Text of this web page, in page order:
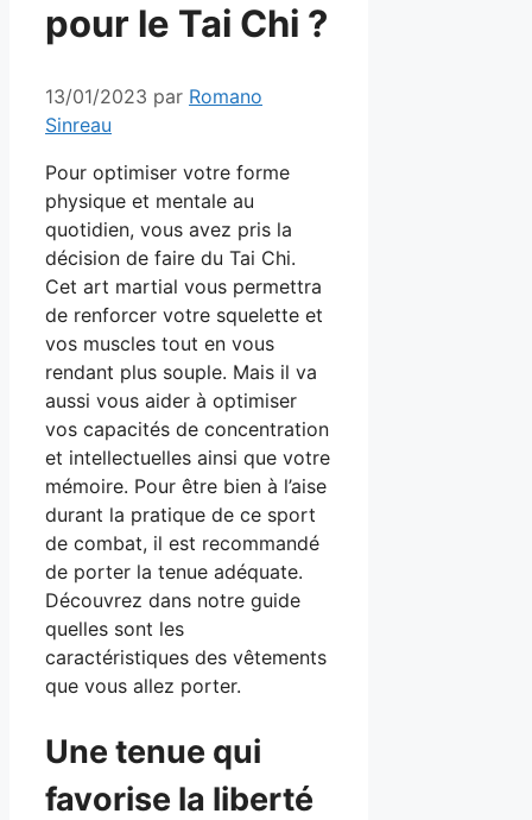
pour le Tai Chi ?
13/01/2023 par Romano
Sinreau
Pour optimiser votre forme
physique et mentale au
quotidien, vous avez pris la
décision de faire du Tai Chi.
Cet art martial vous permettra
de renforcer votre squelette et
vos muscles tout en vous
rendant plus souple. Mais il va
aussi vous aider à optimiser
vos capacités de concentration
et intellectuelles ainsi que votre
mémoire. Pour être bien à l’aise
durant la pratique de ce sport
de combat, il est recommandé
de porter la tenue adéquate.
Découvrez dans notre guide
quelles sont les
caractéristiques des vêtements
que vous allez porter.
Une tenue qui
favorise la liberté